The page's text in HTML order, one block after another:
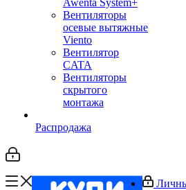
Awenta System+
Вентиляторы
осевые вытяжные
Viento
Вентилятор
CATA
Вентиляторы
скрытого
монтажа
Распродажа